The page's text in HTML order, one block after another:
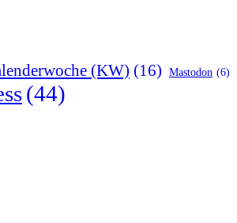
(KW) (16) Mastodon (6)
(44)